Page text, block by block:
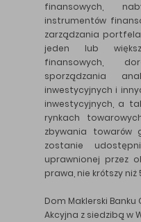
finansowych,
instrumentów
zarządzania
jeden lub
finansowych,
sporządzania
inwestycyjnych i
inwestycyjnych, a
rynkach
zbywania towarów
zostanie
uprawnionej przez
prawa, nie krótszy niż
Dom Maklerski Banku
Akcyjna z siedzibą w